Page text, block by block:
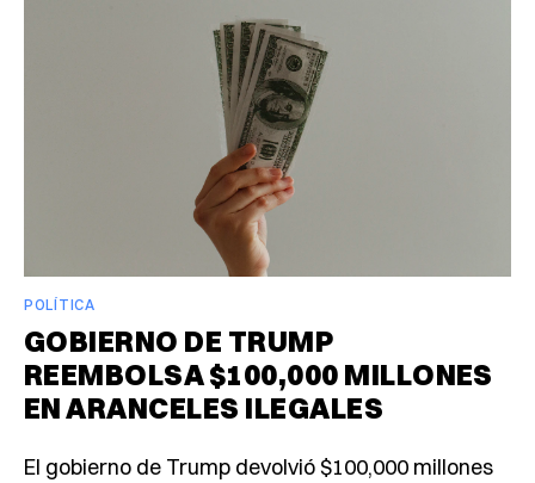
POLÍTICA
GOBIERNO DE TRUMP
REEMBOLSA $100,000 MILLONES
EN ARANCELES ILEGALES
El gobierno de Trump devolvió $100,000 millones